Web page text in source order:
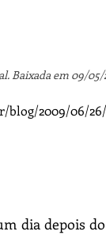
Baixada em 09/05/
2009/06/
dia depois